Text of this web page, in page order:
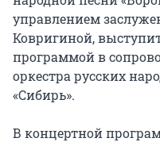
управлением
Ковригиной,
программой в
оркестра русских
«Сибирь».
В концертной